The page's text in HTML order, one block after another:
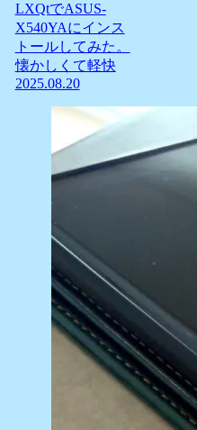
LXQtでASUS-
X540YAにインス
トールしてみた。
懐かしくて軽快
2025.08.20